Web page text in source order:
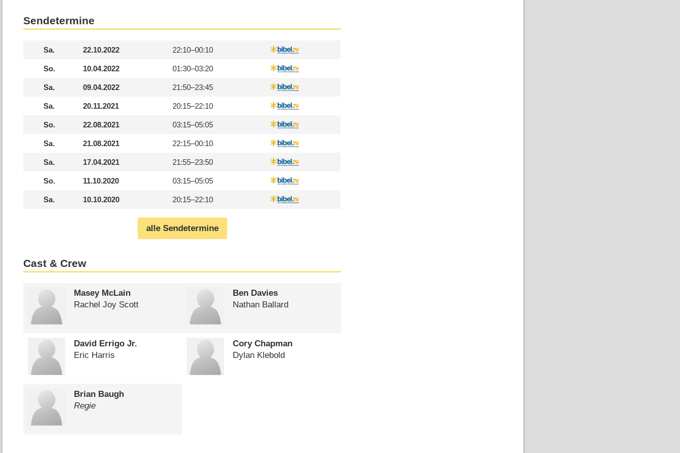
Sendetermine
Sa. 22.10.2022 22:10–00:10
So. 10.04.2022 01:30–03:20
Sa. 09.04.2022 21:50–23:45
Sa. 20.11.2021 20:15–22:10
So. 22.08.2021 03:15–05:05
Sa. 21.08.2021 22:15–00:10
Sa. 17.04.2021 21:55–23:50
So. 11.10.2020 03:15–05:05
Sa. 10.10.2020 20:15–22:10
alle Sendetermine
Cast & Crew
Masey McLain
Rachel Joy Scott
Ben Davies
Nathan Ballard
David Errigo Jr.
Eric Harris
Cory Chapman
Dylan Klebold
Brian Baugh
Regie